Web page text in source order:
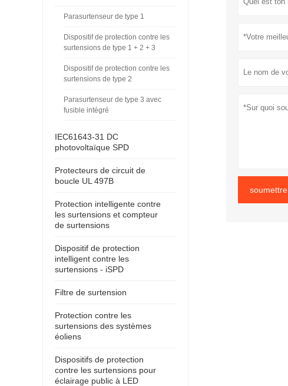
soumettre
Parasurtenseur de type 1
Dispositif de protection contre les
surtensions de type 1 + 2 + 3
Dispositif de protection contre les
surtensions de type 2
Parasurtenseur de type 3 avec
fusible intégré
IEC61643-31 DC
photovoltaïque SPD
Protecteurs de circuit de
boucle UL 497B
Protection intelligente contre
les surtensions et compteur
de surtensions
Dispositif de protection
intelligent contre les
surtensions - iSPD
Filtre de surtension
Protection contre les
surtensions des systèmes
éoliens
Dispositifs de protection
contre les surtensions pour
éclairage public à LED